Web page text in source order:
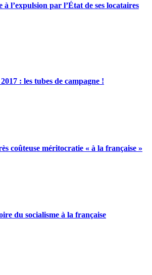
l’expulsion par l’État de ses locataires
: les tubes de campagne !
coûteuse méritocratie « à la française »
du socialisme à la française